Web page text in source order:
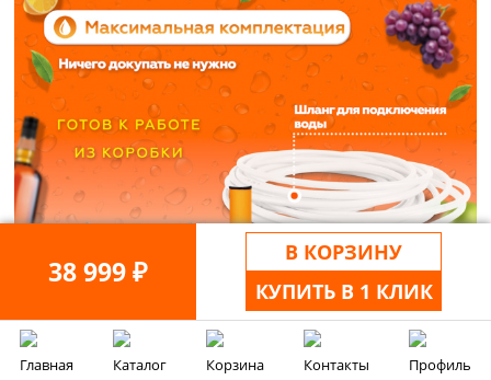
38 999 ₽
В КОРЗИНУ
КУПИТЬ В 1 КЛИК
Главная Каталог Корзина Контакты Профиль